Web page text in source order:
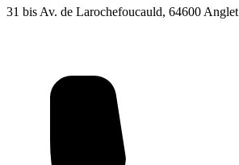
31 bis Av. de Larochefoucauld, 64600 Anglet